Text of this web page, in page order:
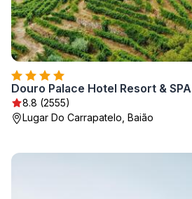
Douro Palace Hotel Resort & SPA
8.8 (2555)
Lugar Do Carrapatelo, Baião